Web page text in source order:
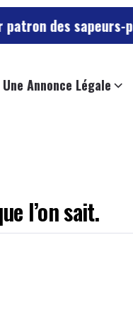
sapeurs-pompiers
Annonce Légale
l’on sait.